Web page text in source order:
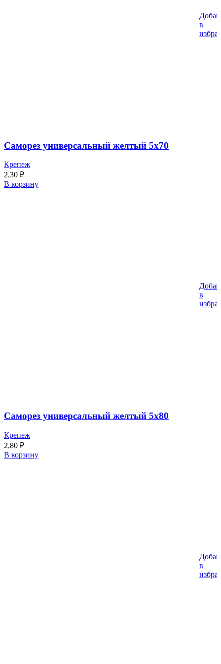
в
Саморез универсальный желтый 5х70
Крепеж
2,30 ₽
В корзину
в
Саморез универсальный желтый 5х80
Крепеж
2,80 ₽
В корзину
в